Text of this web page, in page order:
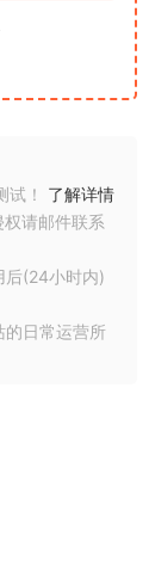
试！ 了解详情
请邮件联系
后(24小时内)
的日常运营所